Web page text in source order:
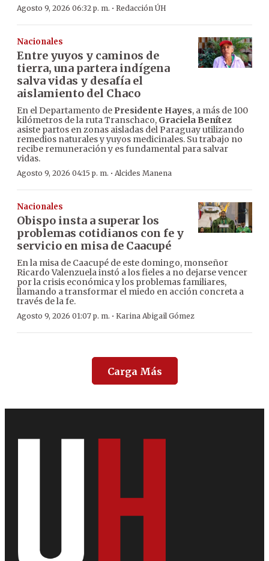
Agosto 9, 2026 06:32 p. m. · Redacción ÚH
Nacionales
Entre yuyos y caminos de
tierra, una partera indígena
salva vidas y desafía el
aislamiento del Chaco
En el Departamento de Presidente Hayes, a más de 100
kilómetros de la ruta Transchaco, Graciela Benítez
asiste partos en zonas aisladas del Paraguay utilizando
remedios naturales y yuyos medicinales. Su trabajo no
recibe remuneración y es fundamental para salvar
vidas.
Agosto 9, 2026 04:15 p. m. · Alcides Manena
Nacionales
Obispo insta a superar los
problemas cotidianos con fe y
servicio en misa de Caacupé
En la misa de Caacupé de este domingo, monseñor
Ricardo Valenzuela instó a los fieles a no dejarse vencer
por la crisis económica y los problemas familiares,
llamando a transformar el miedo en acción concreta a
través de la fe.
Agosto 9, 2026 01:07 p. m. · Karina Abigail Gómez
Carga Más